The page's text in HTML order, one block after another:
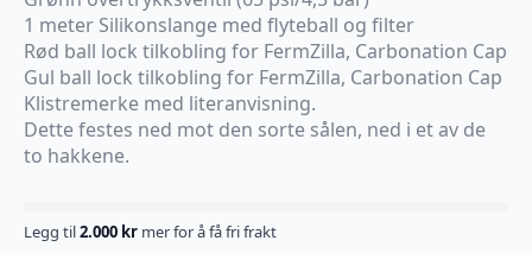
1 meter Silikonslange med flyteball og filter
Rød ball lock tilkobling for FermZilla, Carbonation Cap
Gul ball lock tilkobling for FermZilla, Carbonation Cap
Klistremerke med literanvisning.
Dette festes ned mot den sorte sålen, ned i et av de
to hakkene.
Legg til2.000 kr mer for å få fri frakt